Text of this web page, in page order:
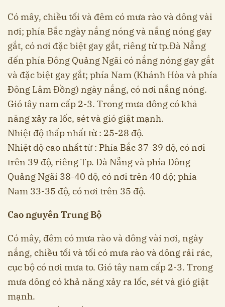
Có mây, chiều tối và đêm có mưa rào và dông vài
nơi; phía Bắc ngày nắng nóng và nắng nóng gay
gắt, có nơi đặc biệt gay gắt, riêng từ tp.Đà Nẵng
đến phía Đông Quảng Ngãi có nắng nóng gay gắt
và đặc biệt gay gắt; phía Nam (Khánh Hòa và phía
Đông Lâm Đồng) ngày nắng, có nơi nắng nóng.
Gió tây nam cấp 2-3. Trong mưa dông có khả
năng xảy ra lốc, sét và gió giật mạnh.
Nhiệt độ thấp nhất từ : 25-28 độ.
Nhiệt độ cao nhất từ : Phía Bắc 37-39 độ, có nơi
trên 39 độ, riêng Tp. Đà Nẵng và phía Đông
Quảng Ngãi 38-40 độ, có nơi trên 40 độ; phía
Nam 33-35 độ, có nơi trên 35 độ.
Cao nguyên Trung Bộ
Có mây, đêm có mưa rào và dông vài nơi, ngày
nắng, chiều tối và tối có mưa rào và dông rải rác,
cục bộ có nơi mưa to. Gió tây nam cấp 2-3. Trong
mưa dông có khả năng xảy ra lốc, sét và gió giật
mạnh.